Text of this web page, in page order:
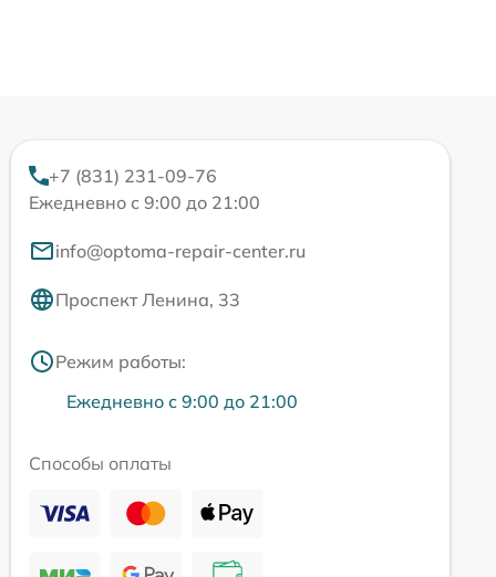
+7 (831) 231-09-76
Ежедневно с 9:00 до 21:00
info@optoma-repair-center.ru
Проспект Ленина, 33
Режим работы:
Ежедневно с 9:00 до 21:00
Способы оплаты